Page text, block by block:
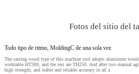
Fotos del sitio del
Todo tipo de ritmo, MoldingC de una sola vez
The casting wood type of this machine tool adopts aluminum
worktable HT300, and the rest are TH250. And after two manual
high strength, and stable and reliable accuracy in all a